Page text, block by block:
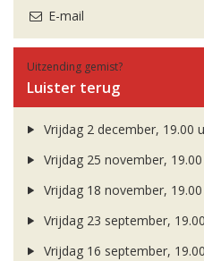
E-mail
Uitzending gemist?
Luister terug
Vrijdag 2 december, 19.00
Vrijdag 25 november,
Vrijdag 18 november,
Vrijdag 23 september,
Vrijdag 16 september,